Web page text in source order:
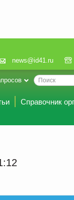
news@id41.ru
Справочник